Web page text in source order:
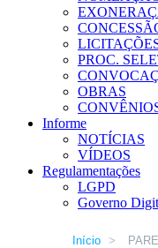
PROC.
OBRAS
Informe
NOTÍCIAS
VÍDEOS
Regulamentações
LGPD
Governo
Início >